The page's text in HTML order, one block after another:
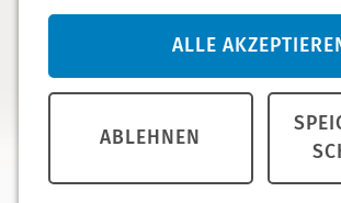
Kontakt
ALLE
ABLEHNEN